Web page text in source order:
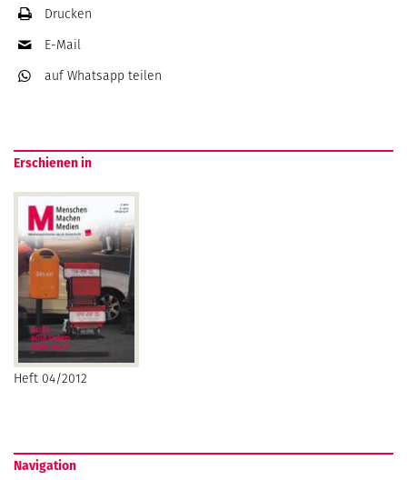
Drucken
E-Mail
auf Whatsapp teilen
Erschienen in
Heft 04/2012
Navigation